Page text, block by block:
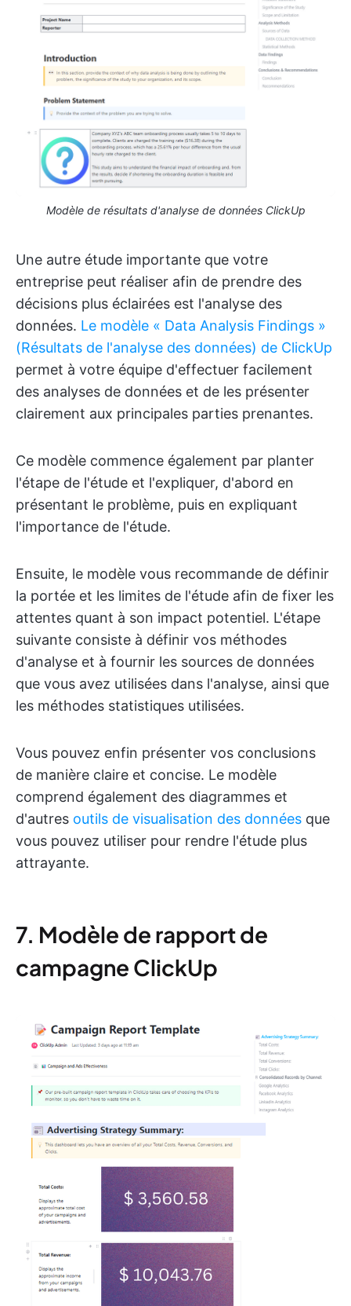
Modèle de résultats d'analyse de données ClickUp
Une autre étude importante que votre
entreprise peut réaliser afin de prendre des
décisions plus éclairées est l'analyse des
données. Le modèle « Data Analysis Findings »
(Résultats de l'analyse des données) de ClickUp
permet à votre équipe d'effectuer facilement
des analyses de données et de les présenter
clairement aux principales parties prenantes.
Ce modèle commence également par planter
l'étape de l'étude et l'expliquer, d'abord en
présentant le problème, puis en expliquant
l'importance de l'étude.
Ensuite, le modèle vous recommande de définir
la portée et les limites de l'étude afin de fixer les
attentes quant à son impact potentiel. L'étape
suivante consiste à définir vos méthodes
d'analyse et à fournir les sources de données
que vous avez utilisées dans l'analyse, ainsi que
les méthodes statistiques utilisées.
Vous pouvez enfin présenter vos conclusions
de manière claire et concise. Le modèle
comprend également des diagrammes et
d'autres outils de visualisation des données que
vous pouvez utiliser pour rendre l'étude plus
attrayante.
7. Modèle de rapport de
campagne ClickUp